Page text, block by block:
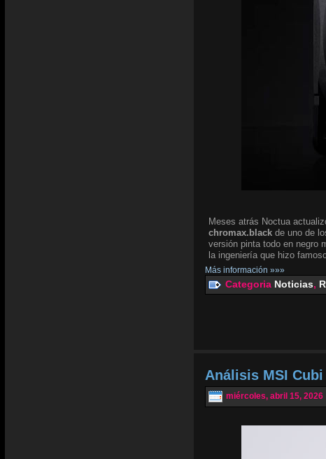
Meses atrás Noctua
chromax.black de uno de
versión pinta todo en negro
la ingeniería que hizo
Más información »»»
Categoria Noticias,
Análisis MSI
miércoles, abril 15, 2026